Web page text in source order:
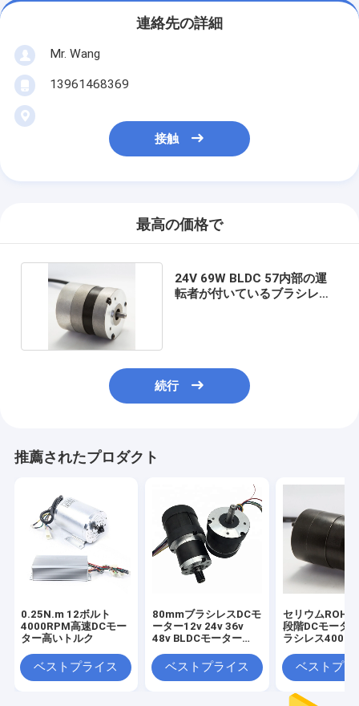
連絡先の詳細
Mr. Wang
13961468369
接触
最高の価格で
24V 69W BLDC 57内部の運
転者が付いているブラシレス
続行
推薦されたプロダクト
0.25N.m 12ボルト
4000RPM高速DCモー
ター高いトルク
ベストプライス
80mmブラシレスDCモ
ーター12v 24v 36v
48v BLDCモーター
400w 500w
ベストプライス
セリウムROHS
段階DCモータ
ラシレス4000
ベストプラ